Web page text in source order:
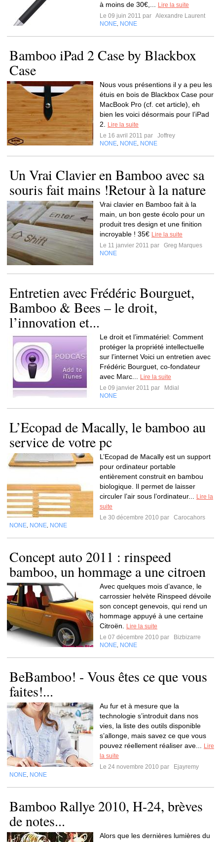
à moins de 30€,...
Lire la suite
Le 09 juin 2011 par Alexandre Laurent
NONE NONE
Bamboo iPad 2 Case by Blackbox
Case
Nous vous présentions il y a peu les
étuis en bois de Blackbox Case pour
MacBook Pro (cf. cet article), eh
bien les voici désormais pour l’iPad
2.
Lire la suite
Le 16 avril 2011 par
Joffrey
NONE NONE NONE
Un Vrai Clavier en Bamboo avec sa
souris fait mains !Retour à la nature
Vrai clavier en Bamboo fait à la
main, un bon geste écolo pour un
produit tres design et une finition
incroyable ! 35€ Lire la suite
Le 11 janvier 2011 par
Greg Marques
NONE
Entretien avec Frédéric Bourguet,
Bamboo & Bees – le droit,
l’innovation et...
Le droit et l’immatériel: Comment
protéger la propriété intellectuelle
sur l’internet Voici un entretien avec
Frédéric Bourguet, co-fondateur
avec Marc...
Lire la suite
Le 09 janvier 2011 par
Mdial
NONE
L’Ecopad de Macally, le bamboo au
service de votre pc
L’Ecopad de Macally est un support
pour ordinateur portable
entièrement construit en bambou
biologique. Il permet de laisser
circuler l’air sous l’ordinateur...
Lire la
suite
Le 30 décembre 2010 par
Carocahors
NONE NONE NONE
Concept auto 2011 : rinspeed
bamboo, un hommage a une citroen
Avec quelques mois d’avance, le
carrossier helvète Rinspeed dévoile
son concept genevois, qui rend un
hommage appuyé à une certaine
Citroën.
Lire la suite
Le 07 décembre 2010 par
Bizbizarre
NONE NONE
BeBamboo! - Vous êtes ce que vous
faites!...
Au fur et à mesure que la
technologie s’introduit dans nos
vies, la liste des outils disponible
s’allonge, mais savez ce que vous
pouvez réellement réaliser ave...
Lire
la suite
Le 24 novembre 2010 par
Ejayremy
NONE NONE
Bamboo Rallye 2010, H-24, brèves
de notes...
Alors que les dernières lumières du